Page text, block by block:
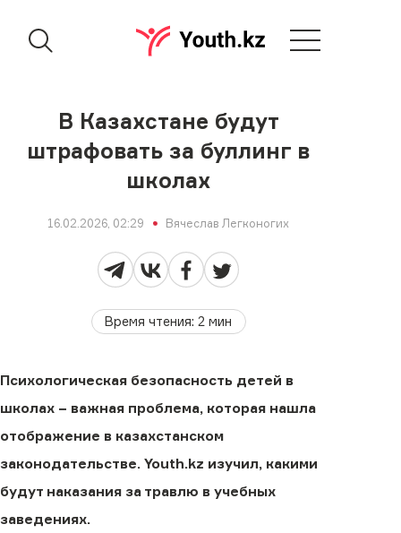
В Казахстане будут
штрафовать за буллинг в
школах
16.02.2026, 02:29 Вячеслав Легконогих
Время чтения:2 мин
Психологическая безопасность детей в
школах − важная проблема, которая нашла
отображение в казахстанском
законодательстве. Youth.kz изучил, какими
будут наказания за травлю в учебных
заведениях.